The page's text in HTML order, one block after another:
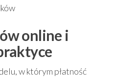
online i
w którym płatność